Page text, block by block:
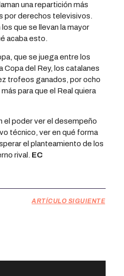
una repartición más
por derechos televisivos.
que se llevan la mayor
acaba esto.
que se juega entre los
Copa del Rey, los catalanes
trofeos ganados, por ocho
para que el Real quiera
el poder ver el desempeño
técnico, ver en qué forma
el planteamiento de los
rival. EC
ARTÍCULO SIGUIENTE